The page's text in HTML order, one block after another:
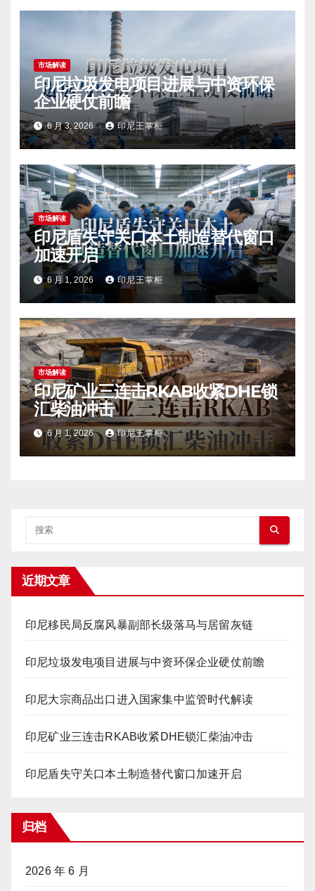
市场解读
印尼垃圾发电项目进展与中资环保
企业硬仗前瞻
6 月 3, 2026 印尼王掌柜
市场解读
印尼盾失守关口本土制造替代窗口
加速开启
6 月 1, 2026 印尼王掌柜
市场解读
印尼矿业三连击RKAB收紧DHE锁
汇柴油冲击
6 月 1, 2026 印尼王掌柜
近期文章
印尼移民局反腐风暴副部长级落马与居留灰链
印尼垃圾发电项目进展与中资环保企业硬仗前瞻
印尼大宗商品出口进入国家集中监管时代解读
印尼矿业三连击RKAB收紧DHE锁汇柴油冲击
印尼盾失守关口本土制造替代窗口加速开启
归档
2026 年 6 月